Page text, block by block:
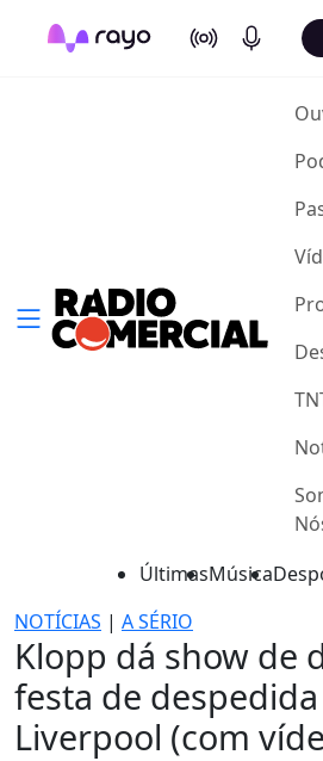
On Air Podcasts
ÚltimasMúsica
NOTÍCIAS | A SÉRIO
Klopp dá show de
festa de
Liverpool (com